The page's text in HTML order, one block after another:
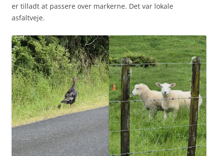
er tilladt at passere over markerne. Det var lokale
asfaltveje.